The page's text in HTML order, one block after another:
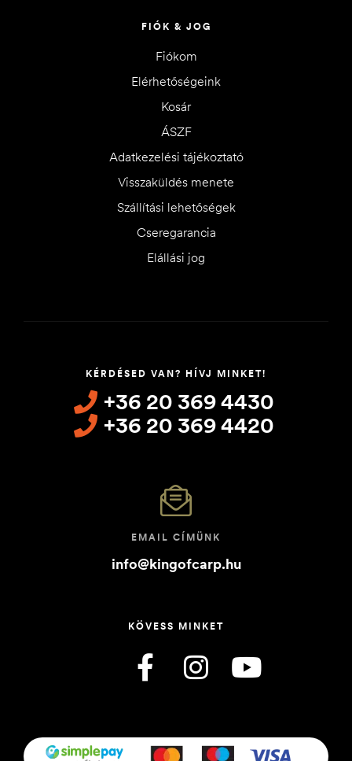
FIÓK & JOG
Fiókom
Elérhetőségeink
Kosár
ÁSZF
Adatkezelési tájékoztató
Visszaküldés menete
Szállítási lehetőségek
Cseregarancia
Elállási jog
KÉRDÉSED VAN? HÍVJ MINKET!
+36 20 369 4430
+36 20 369 4420
EMAIL CÍMÜNK
info@kingofcarp.hu
KÖVESS MINKET